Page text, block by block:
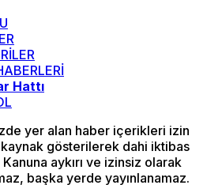
Hattı
yer alan haber içerikleri izin
kaynak gösterilerek dahi iktibas
aykırı ve izinsiz olarak
başka yerde yayınlanamaz.